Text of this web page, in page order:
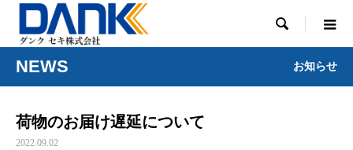

NEWS お知らせ
荷物のお届け遅延について
2022.09.02